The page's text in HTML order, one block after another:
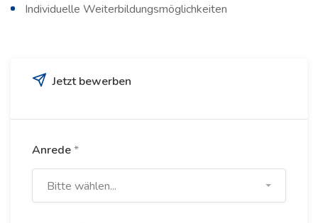
Individuelle Weiterbildungsmöglichkeiten
Jetzt bewerben
Anrede*
Bitte wählen...